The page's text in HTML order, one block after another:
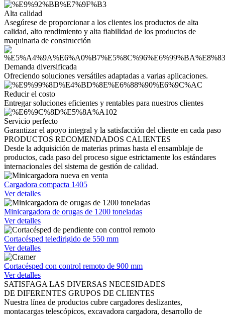
Alta calidad
Asegúrese de proporcionar a los clientes los productos de alta
calidad, alto rendimiento y alta fiabilidad de los productos de
maquinaria de construcción
Demanda diversificada
Ofreciendo soluciones versátiles adaptadas a varias aplicaciones.
Reducir el costo
Entregar soluciones eficientes y rentables para nuestros clientes
Servicio perfecto
Garantizar el apoyo integral y la satisfacción del cliente en cada paso
PRODUCTOS RECOMENDADOS CALIENTES
Desde la adquisición de materias primas hasta el ensamblaje de
productos, cada paso del proceso sigue estrictamente los estándares
internacionales del sistema de gestión de calidad.
Cargadora compacta 1405
Ver detalles
Minicargadora de orugas de 1200 toneladas
Ver detalles
Cortacésped teledirigido de 550 mm
Ver detalles
Cortacésped con control remoto de 900 mm
Ver detalles
SATISFAGA LAS DIVERSAS NECESIDADES
DE DIFERENTES GRUPOS DE CLIENTES
Nuestra línea de productos cubre cargadores deslizantes,
montacargas telescópicos, excavadora cargadora, desarrollo de